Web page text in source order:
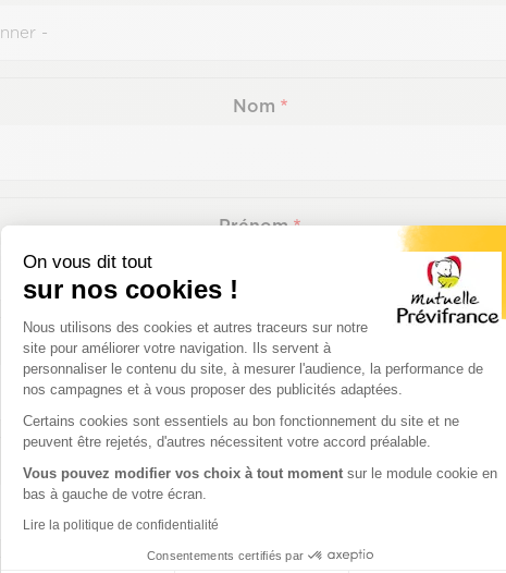
On vous dit tout
sur nos cookies !
Plateforme de Gestion du
Nous utilisons des cookies et autres traceurs sur notre
site pour améliorer votre navigation. Ils servent à
personnaliser le contenu du site, à mesurer l'audience, la performance de
nos campagnes et à vous proposer des publicités adaptées.
Certains cookies sont essentiels au bon fonctionnement du site et ne
peuvent être rejetés, d'autres nécessitent votre accord préalable.
Vous pouvez modifier vos choix à tout moment sur le module cookie en
bas à gauche de votre écran.
Lire la politique de confidentialité
Consentements certifiés par
Axeptio consent
Nom
Prénom
Fonction
Email